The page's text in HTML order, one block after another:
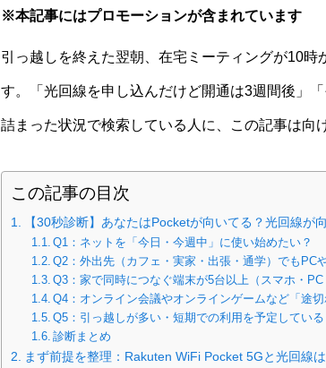
※本記事にはプロモーションが含まれています
引っ越しを終えた翌朝、在宅ミーティングが10
す。「光回線を申し込んだけど開通は3週間後」
詰まった状況で検索している人に、この記事は向
この記事の目次
【30秒診断】あなたはPocketが向いてる？光回線が
Q1：ネットを「今日・今週中」に使い始めたい？
Q2：外出先（カフェ・実家・出張・通学）でもPC
Q3：家で同時につなぐ端末が5台以上（スマホ・
Q4：オンライン会議やオンラインゲームなど「途
Q5：引っ越しが多い・短期での利用を予定している
診断まとめ
まず前提を整理：Rakuten WiFi Pocket 5Gと光回線は